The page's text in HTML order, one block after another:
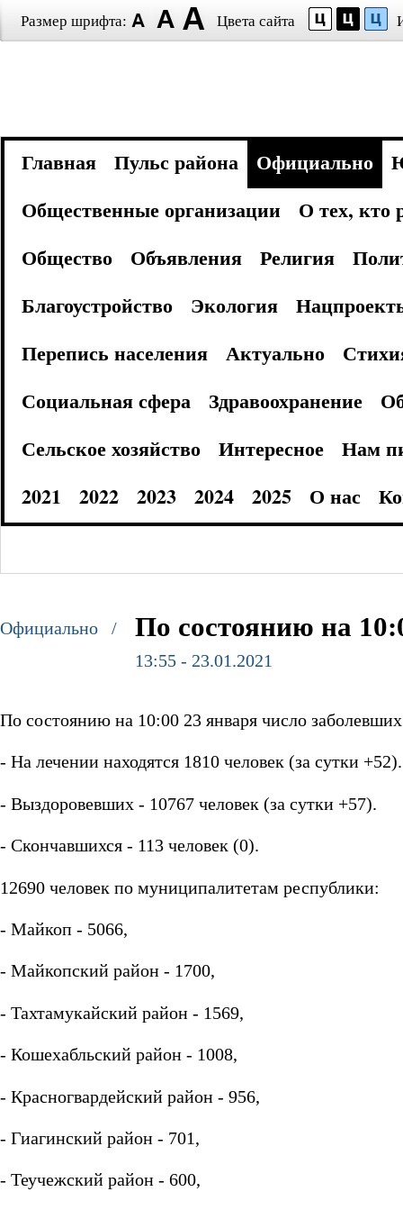
Размер шрифта: Цвета сайта
Главная Пульс района Официально
Общественные организации
О тех, кто
Общество
Объявления Религия
Благоустройство
Экология
Перепись населения
Актуально
Социальная сфера
Здравоохранение
Сельское хозяйство
Интересное
Нам
2021
2022 2023 2024 2025 О нас
Официально / По состоянию на
13:55 - 23.01.2021
По состоянию на 10:00 23 января число
- На лечении находятся 1810 человек (за сутки +52).
- Выздоровевших - 10767 человек (за сутки +57).
- Скончавшихся - 113 человек (0).
12690 человек по муниципалитетам республики:
- Майкоп - 5066,
- Майкопский район - 1700,
- Тахтамукайский район - 1569,
- Кошехабльский район - 1008,
- Красногвардейский район - 956,
- Гиагинский район - 701,
- Теучежский район - 600,